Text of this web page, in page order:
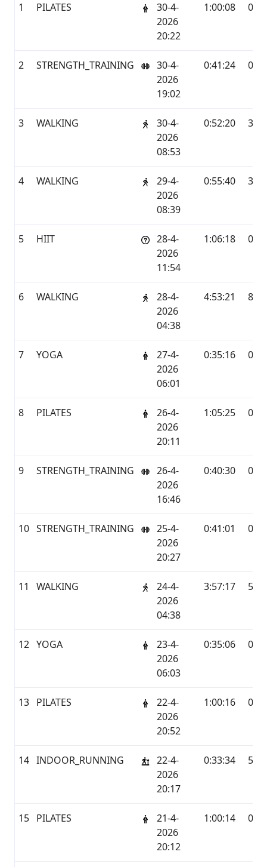
1 PILATES
30-4-
2026
20:22
1:00:08 0,0
2 STRENGTH_TRAINING
30-4-
2026
19:02
0:41:24 0,0
3 WALKING
30-4-
2026
08:53
0:52:20 3,67
4 WALKING
29-4-
2026
08:39
0:55:40 3,33
5 HIIT
28-4-
2026
11:54
1:06:18 0,0
6 WALKING
28-4-
2026
04:38
4:53:21 8,66
7 YOGA
27-4-
2026
06:01
0:35:16 0,0
8 PILATES
26-4-
2026
20:11
1:05:25 0,0
9 STRENGTH_TRAINING
26-4-
2026
16:46
0:40:30 0,0
10 STRENGTH_TRAINING
25-4-
2026
20:27
0:41:01 0,0
11 WALKING
24-4-
2026
04:38
3:57:17 5,41
12 YOGA
23-4-
2026
06:03
0:35:06 0,0
13 PILATES
22-4-
2026
20:52
1:00:16 0,0
14 INDOOR_RUNNING
22-4-
2026
20:17
0:33:34 5,34
15 PILATES
21-4-
2026
20:12
1:00:14 0,0